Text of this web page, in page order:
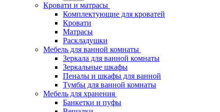
Кровати и матрасы
Комплектующие для кроватей
Кровати
Матрасы
Раскладушки
Мебель для ванной комнаты
Зеркала для ванной комнаты
Зеркальные шкафы
Пеналы и шкафы для ванной
Тумбы для ванной комнаты
Мебель для хранения
Банкетки и пуфы